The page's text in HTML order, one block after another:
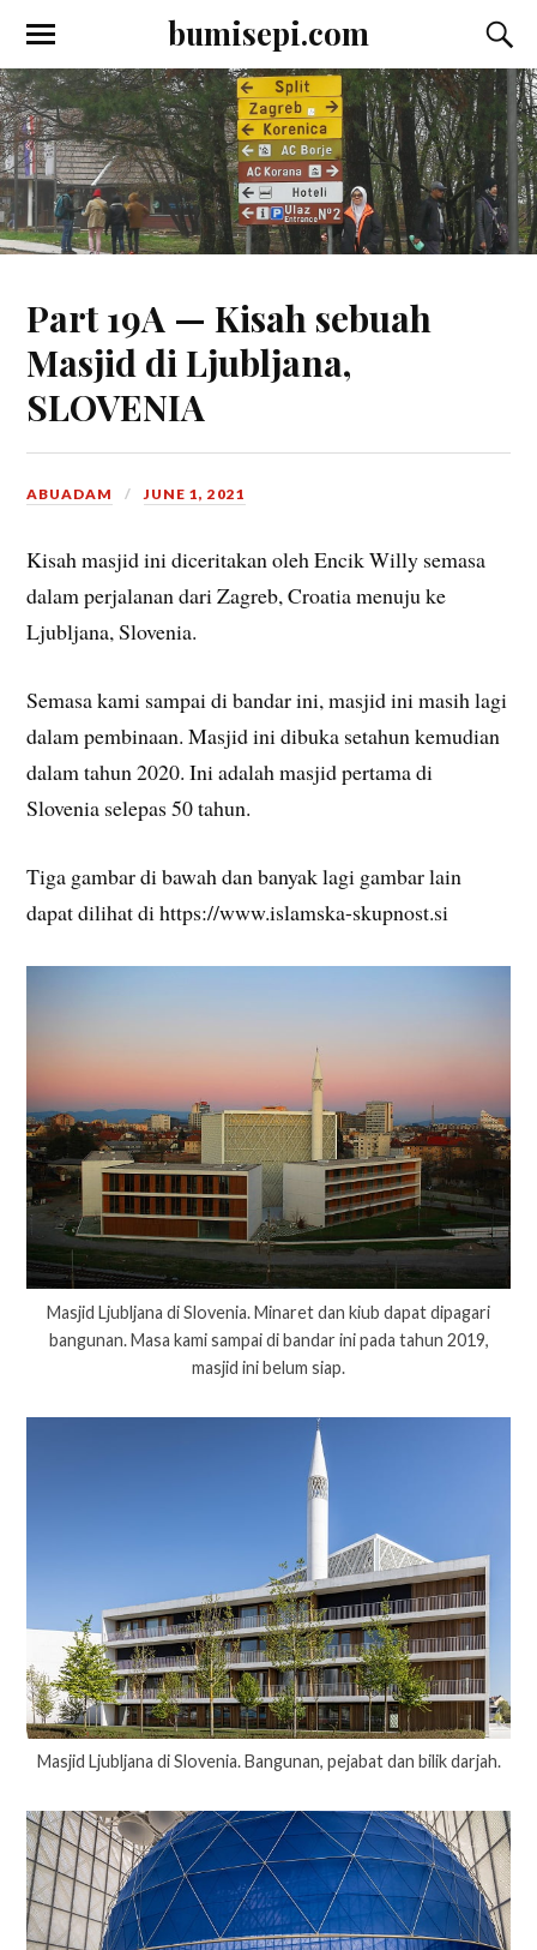
bumisepi.com
Part 19A — Kisah sebuah
Masjid di Ljubljana,
SLOVENIA
ABUADAM JUNE 1, 2021
Kisah masjid ini diceritakan oleh Encik Willy semasa
dalam perjalanan dari Zagreb, Croatia menuju ke
Ljubljana, Slovenia.
Semasa kami sampai di bandar ini, masjid ini masih lagi
dalam pembinaan. Masjid ini dibuka setahun kemudian
dalam tahun 2020. Ini adalah masjid pertama di
Slovenia selepas 50 tahun.
Tiga gambar di bawah dan banyak lagi gambar lain
dapat dilihat di https://www.islamska-skupnost.si
Masjid Ljubljana di Slovenia. Minaret dan kiub dapat dipagari
bangunan. Masa kami sampai di bandar ini pada tahun 2019,
masjid ini belum siap.
Masjid Ljubljana di Slovenia. Bangunan, pejabat dan bilik darjah.